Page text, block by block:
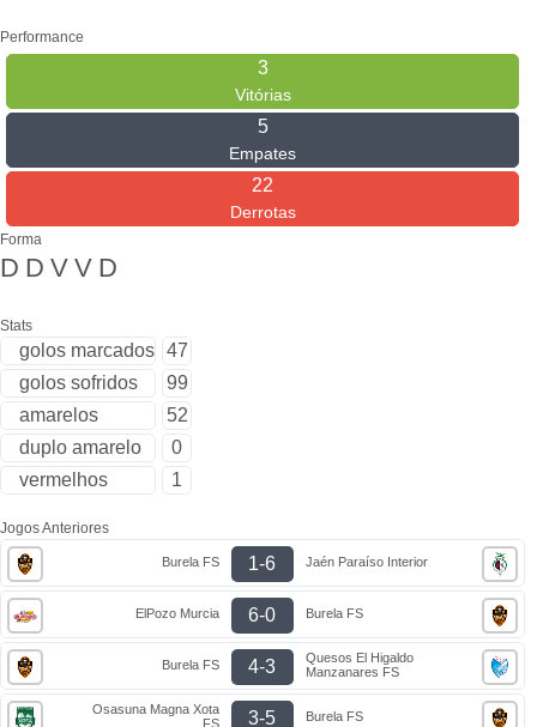
Performance
3
Vitórias
5
Empates
22
Derrotas
Forma
D D V V D
Stats
golos marcados 47
golos sofridos
99
amarelos
52
duplo amarelo
0
vermelhos
1
Jogos Anteriores
Burela FS 1-6 Jaén Paraíso Interior
ElPozo Murcia 6-0 Burela FS
Burela FS 4-3
Quesos El Higaldo
Manzanares FS
Osasuna Magna Xota
FS
3-5 Burela FS